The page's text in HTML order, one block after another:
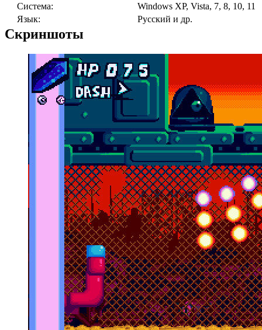
Cистема:
Windows XP, Vista, 7, 8, 10, 11
Язык:
Русский и др.
Скриншоты